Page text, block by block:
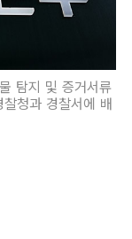
탐지 및 증거서류
청과 경찰서에 배